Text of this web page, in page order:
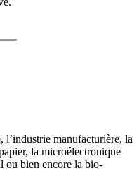
l’industrie manufacturière, la
la microélectronique
ou bien encore la bio-